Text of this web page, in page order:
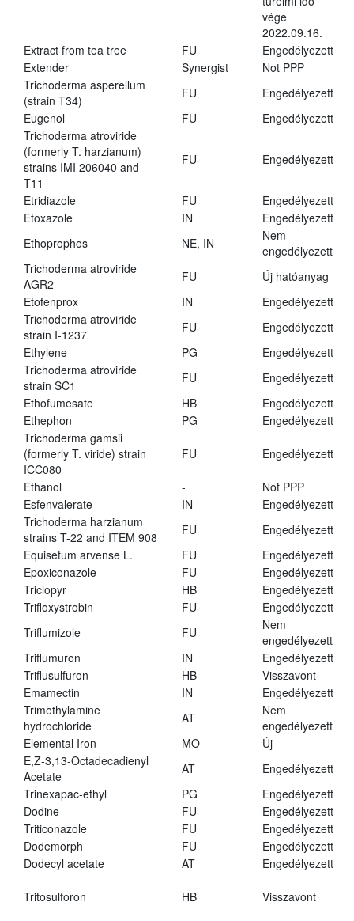
vége
2022.09.16.
Extract from tea tree
FU
Engedélyezett
Extender
Synergist
Not PPP
Trichoderma asperellum
(strain T34)
FU
Engedélyezett
Eugenol
FU
Engedélyezett
Trichoderma atroviride
(formerly T. harzianum)
strains IMI 206040 and
T11
FU Engedélyezett
Etridiazole FU
Engedélyezett
Etoxazole
IN
Engedélyezett
Ethoprophos
NE, IN
Nem
engedélyezett
Trichoderma atroviride
AGR2
FU
Új hatóanyag
Etofenprox
IN
Engedélyezett
Trichoderma atroviride
strain I-1237
FU
Engedélyezett
Ethylene
PG
Engedélyezett
Trichoderma atroviride
strain SC1
FU
Engedélyezett
Ethofumesate
HB
Engedélyezett
Ethephon
PG
Engedélyezett
Trichoderma gamsii
(formerly T. viride) strain
ICC080
FU Engedélyezett
Ethanol -
Not PPP
Esfenvalerate
IN
Engedélyezett
Trichoderma harzianum
strains T-22 and ITEM 908
FU
Engedélyezett
Equisetum arvense L.
FU
Engedélyezett
Epoxiconazole
FU
Engedélyezett
Triclopyr
HB
Engedélyezett
Trifloxystrobin
FU
Engedélyezett
Triflumizole
FU
Nem
engedélyezett
Triflumuron
IN
Engedélyezett
Triflusulfuron
HB
Visszavont
Emamectin
IN
Engedélyezett
Trimethylamine
hydrochloride
AT
Nem
engedélyezett
Elemental Iron
MO
Új
E,Z-3,13-Octadecadienyl
Acetate
AT
Engedélyezett
Trinexapac-ethyl
PG
Engedélyezett
Dodine
FU
Engedélyezett
Triticonazole
FU
Engedélyezett
Dodemorph
FU
Engedélyezett
Dodecyl acetate
AT Engedélyezett
Tritosulforon HB Visszavont